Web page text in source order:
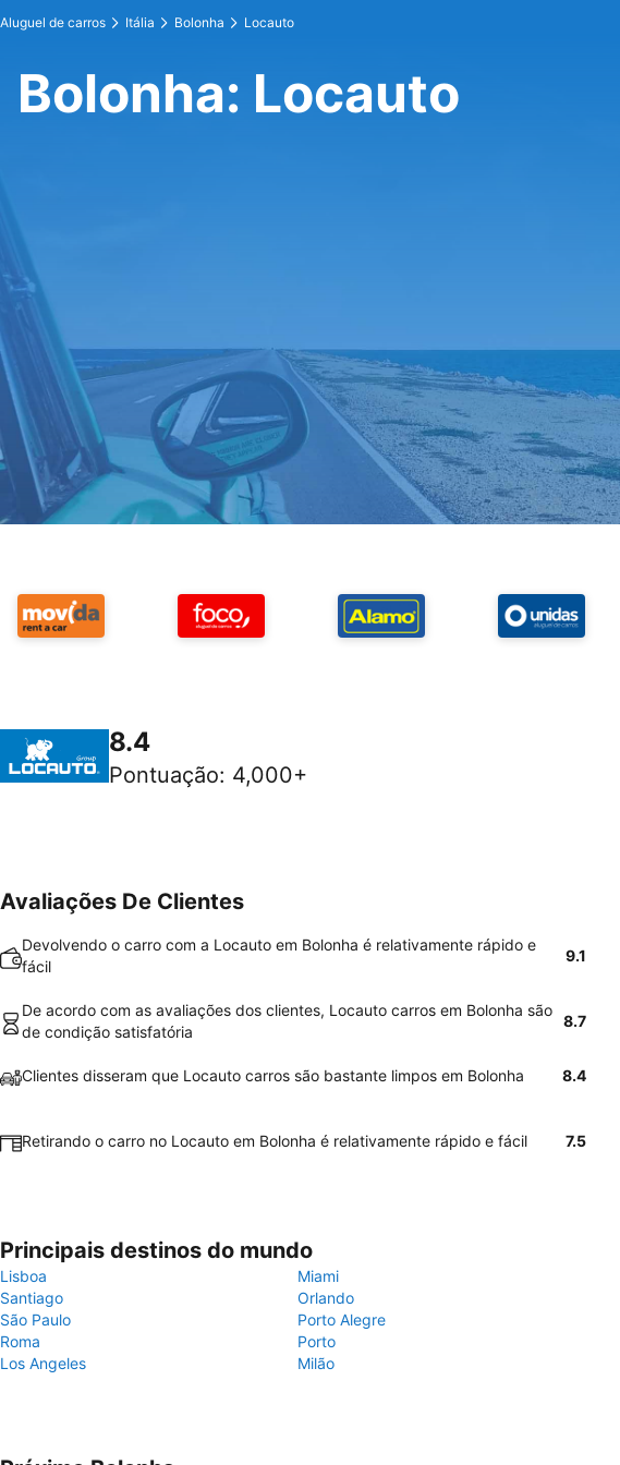
Aluguel de carros Itália Bolonha Locauto
Bolonha: Locauto
8.4
Pontuação: 4,000+
Avaliações De Clientes
Devolvendo o carro com a Locauto em Bolonha é relativamente rápido e
fácil
9.1
De acordo com as avaliações dos clientes, Locauto carros em Bolonha são
de condição satisfatória
8.7
Clientes disseram que Locauto carros são bastante limpos em Bolonha 8.4
Retirando o carro no Locauto em Bolonha é relativamente rápido e fácil 7.5
Principais destinos do mundo
Lisboa
Miami
Santiago
Orlando
São Paulo
Porto Alegre
Roma
Porto
Los Angeles
Milão